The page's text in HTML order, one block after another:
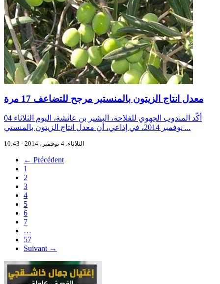
معدل انتاج الزيتون بالمنستير مرجح للتضاعف 17 مرة
أكّد المندوب الجهوي للفلاحة، البشير بن عائشة، اليوم الثلاثاء 04
نوفمبر 2014، في إذاعي، أن معدل انتاج الزيتون بالمنستي ...
الثلاثاء، 4 نوفمبر، 2014 - 10:43
← Précédent
1
2
3
4
5
6
7
…
57
Suivant →